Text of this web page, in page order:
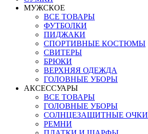
МУЖСКОЕ
ВСЕ ТОВАРЫ
ФУТБОЛКИ
ПИДЖАКИ
СПОРТИВНЫЕ КОСТЮМЫ
СВИТЕРЫ
БРЮКИ
ВЕРХНЯЯ ОДЕЖДА
ГОЛОВНЫЕ УБОРЫ
АКСЕССУАРЫ
ВСЕ ТОВАРЫ
ГОЛОВНЫЕ УБОРЫ
СОЛНЦЕЗАЩИТНЫЕ ОЧКИ
РЕМНИ